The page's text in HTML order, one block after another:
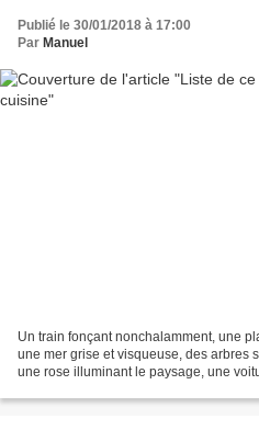
Publié le 30/01/2018 à 17:00
Par Manuel
Un train fonçant nonchalamment, une
une mer grise et visqueuse, des arbres
une rose illuminant le paysage, une